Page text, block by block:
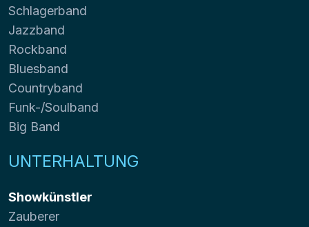
Schlagerband
Jazzband
Rockband
Bluesband
Countryband
Funk-/Soulband
Big Band
UNTERHALTUNG
Showkünstler
Zauberer